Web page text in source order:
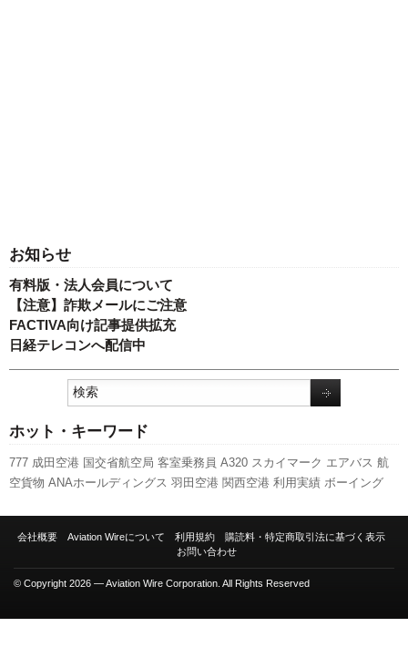
お知らせ
有料版・法人会員について
【注意】詐欺メールにご注意
FACTIVA向け記事提供拡充
日経テレコンへ配信中
ホット・キーワード
777 成田空港 国交省航空局 客室乗務員 A320 スカイマーク エアバス 航
空貨物 ANAホールディングス 羽田空港 関西空港 利用実績 ボーイング
丹空港 ピーチ・アビエーション 787 旅客数 先週の注目記事 国交省 新千
会社概要 Aviation Wireについて 利用規約
購読料・特定商取引法に基づく表示
お問い合わせ
© Copyright 2026 — Aviation Wire Corporation. All Rights Reserved